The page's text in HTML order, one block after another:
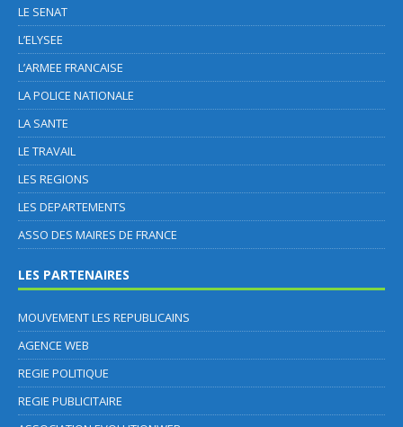
LE SENAT
L’ELYSEE
L’ARMEE FRANCAISE
LA POLICE NATIONALE
LA SANTE
LE TRAVAIL
LES REGIONS
LES DEPARTEMENTS
ASSO DES MAIRES DE FRANCE
LES PARTENAIRES
MOUVEMENT LES REPUBLICAINS
AGENCE WEB
REGIE POLITIQUE
REGIE PUBLICITAIRE